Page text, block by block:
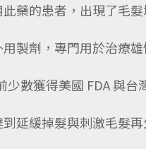
藥的患者，出現了毛髮
製劑，專門用於治療
數獲得美國 FDA 與
延緩掉髮與刺激毛髮再